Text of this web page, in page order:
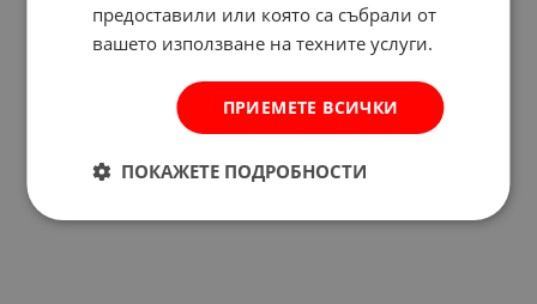
предоставили или която са събрали от
вашето използване на техните услуги.
ПРИЕМЕТЕ ВСИЧКИ
ПОКАЖЕТЕ ПОДРОБНОСТИ